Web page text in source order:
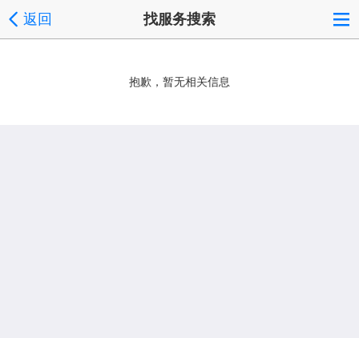
返回 找服务搜索
抱歉，暂无相关信息